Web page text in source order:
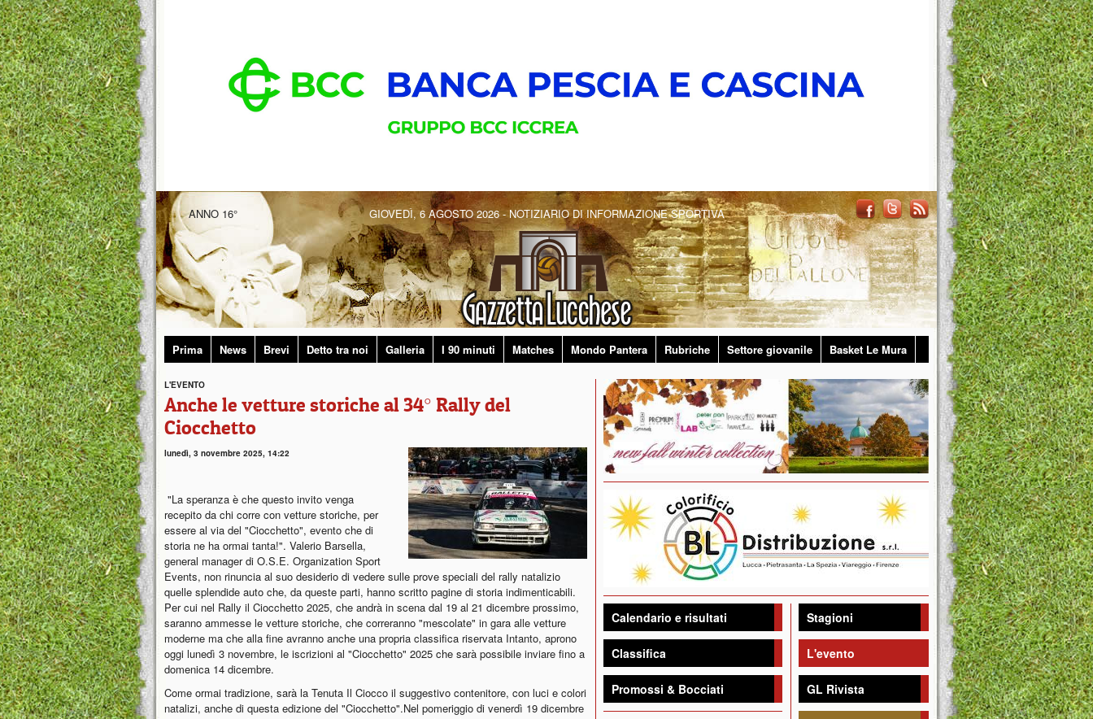
ANNO 16° GIOVEDÌ, 6 AGOSTO 2026 - NOTIZIARIO DI INFORMAZIONE SPORTIVA
Prima News Brevi Detto tra noi Galleria I 90 minuti Matches Mondo Pantera Rubriche Settore giovanile Basket Le Mura
L'EVENTO
Anche le vetture storiche al 34° Rally del
Ciocchetto
lunedì, 3 novembre 2025, 14:22
"La speranza è che questo invito venga
recepito da chi corre con vetture storiche, per
essere al via del "Ciocchetto", evento che di
storia ne ha ormai tanta!". Valerio Barsella,
general manager di O.S.E. Organization Sport
Events, non rinuncia al suo desiderio di vedere sulle prove speciali del rally natalizio
quelle splendide auto che, da queste parti, hanno scritto pagine di storia indimenticabili.
Per cui nel Rally il Ciocchetto 2025, che andrà in scena dal 19 al 21 dicembre prossimo,
saranno ammesse le vetture storiche, che correranno "mescolate" in gara alle vetture
moderne ma che alla fine avranno anche una propria classifica riservata Intanto, aprono
oggi lunedì 3 novembre, le iscrizioni al "Ciocchetto" 2025 che sarà possibile inviare fino a
domenica 14 dicembre.
Come ormai tradizione, sarà la Tenuta Il Ciocco il suggestivo contenitore, con luci e colori
natalizi, anche di questa edizione del "Ciocchetto".Nel pomeriggio di venerdì 19 dicembre
Calendario e risultati
Classifica
Promossi & Bocciati
Stagioni
L'evento
GL Rivista